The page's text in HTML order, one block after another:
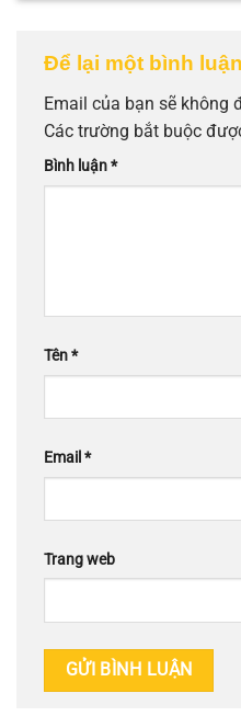
Để lại một bình luận
Email của bạn sẽ không
Các trường bắt buộc
Bình luận*
Tên*
Email *
Trang web